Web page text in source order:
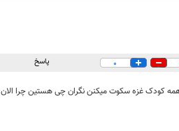
0 پاسخ
کودک غزه سکوت میکنن نگران چی هستین چرا الان